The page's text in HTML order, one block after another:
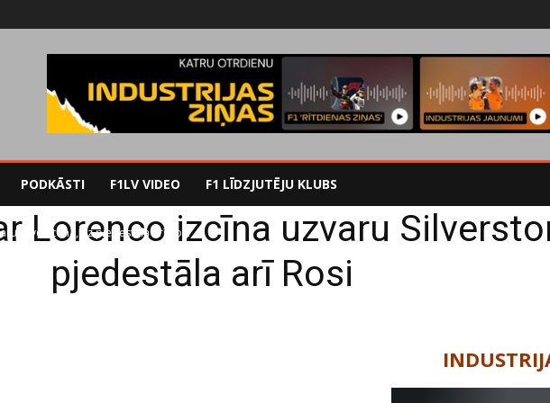
PODKĀSTI F1LV VIDEO F1 LĪDZJUTĒJU KLUBS
Silverstonā, uz pjedestāla arī Rosi
Lorenco izcīna uzvaru
pjedestāla arī Rosi